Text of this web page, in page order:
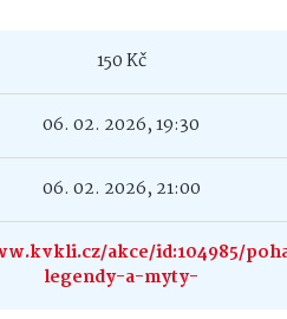
150 Kč
06. 02. 2026, 19:30
06. 02. 2026, 21:00
akce/id:104985/
legendy-a-myty-